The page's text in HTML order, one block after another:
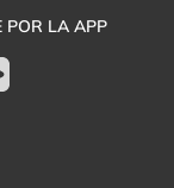
POR LA APP